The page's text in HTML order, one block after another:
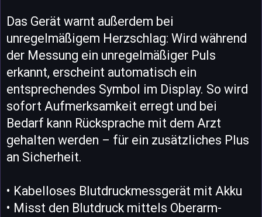
Das Gerät warnt außerdem bei
unregelmäßigem Herzschlag: Wird während
der Messung ein unregelmäßiger Puls
erkannt, erscheint automatisch ein
entsprechendes Symbol im Display. So wird
sofort Aufmerksamkeit erregt und bei
Bedarf kann Rücksprache mit dem Arzt
gehalten werden – für ein zusätzliches Plus
an Sicherheit.
• Kabelloses Blutdruckmessgerät mit Akku
• Misst den Blutdruck mittels Oberarm-